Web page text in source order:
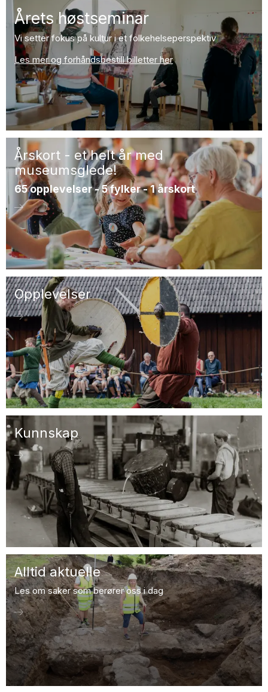
Årets høstseminar
Vi setter fokus på kultur i et folkehelseperspektiv
Les mer og forhåndsbestill billetter her
Årskort - et helt år med
museumsglede!
65 opplevelser - 5 fylker - 1 årskort
Opplevelser
Kunnskap
Alltid aktuelle
Les om saker som berører oss i dag